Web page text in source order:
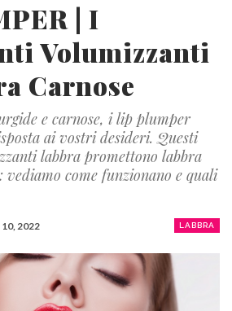
| I
Volumizzanti
Carnose
e carnose, i lip plumper
ai vostri desideri. Questi
labbra promettono labbra
vediamo come funzionano e quali
LABBRA
10, 2022